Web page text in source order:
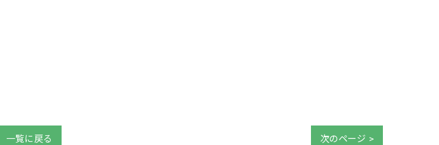
一覧に戻る 次のページ >